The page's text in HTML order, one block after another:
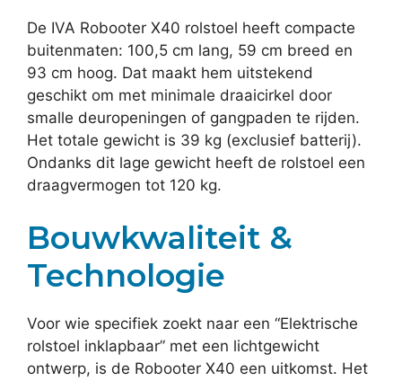
De IVA Robooter X40 rolstoel heeft compacte
buitenmaten: 100,5 cm lang, 59 cm breed en
93 cm hoog. Dat maakt hem uitstekend
geschikt om met minimale draaicirkel door
smalle deuropeningen of gangpaden te rijden.
Het totale gewicht is 39 kg (exclusief batterij).
Ondanks dit lage gewicht heeft de rolstoel een
draagvermogen tot 120 kg.
Bouwkwaliteit &
Technologie
Voor wie specifiek zoekt naar een “Elektrische
rolstoel inklapbaar” met een lichtgewicht
ontwerp, is de Robooter X40 een uitkomst. Het